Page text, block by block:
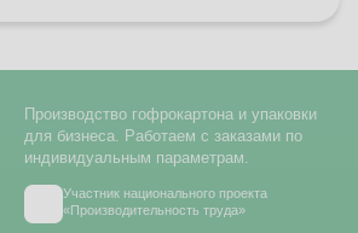
Производство гофрокартона и упаковки
для бизнеса. Работаем с заказами по
индивидуальным параметрам.
Участник национального проекта
«Производительность труда»